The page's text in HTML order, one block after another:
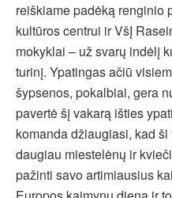
reiškiame padėką renginio
kultūros centrui ir VšĮ
mokyklai – už svarų indėlį
turinį. Ypatingas ačiū
šypsenos, pokalbiai, gera
pavertė šį vakarą išties
komanda džiaugiasi, kad
daugiau miestelėnų ir
pažinti savo artimiausius